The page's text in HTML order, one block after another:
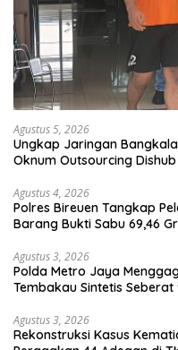
Agustus 5, 2026
Ungkap Jaringan
Oknum Outsourcing Dishub
Agustus 4, 2026
Polres Bireuen Tangkap
Barang Bukti Sabu 69,46
Agustus 3, 2026
Polda Metro Jaya
Tembakau Sintetis
Agustus 3, 2026
Rekonstruksi Kasus